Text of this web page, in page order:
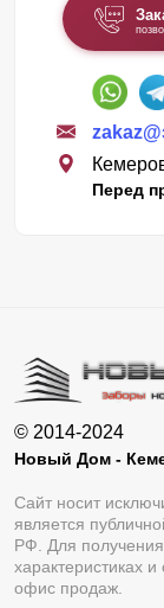
Перед
© 2014-2024
Новый Дом -
Сайт носит
является
РФ. Для
характеристиках
офис продаж.